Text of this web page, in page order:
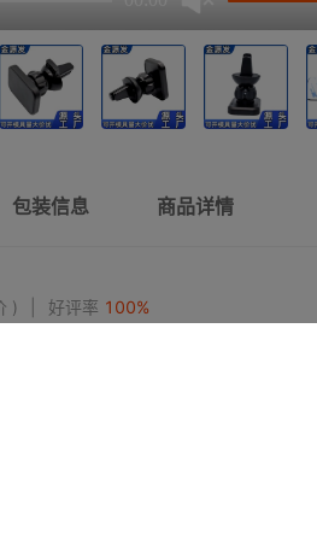
包装信息 商品详情
好评率 100%